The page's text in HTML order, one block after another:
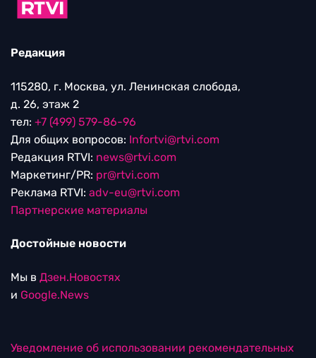
Редакция
115280, г. Москва, ул. Ленинская слобода,
д. 26, этаж 2
тел: +7 (499) 579-86-96
Для общих вопросов: Infortvi@rtvi.com
Редакция RTVI: news@rtvi.com
Маркетинг/PR: pr@rtvi.com
Реклама RTVI: adv-eu@rtvi.com
Партнерские материалы
Достойные новости
Мы в Дзен.Новостях
и Google.News
Уведомление об использовании рекомендательных